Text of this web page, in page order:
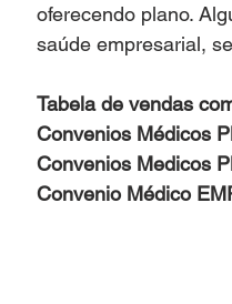
oferecendo plano.
saúde empresarial,
Tabela de vendas
Convenios Médicos
Convenios Medicos
Convenio Médico